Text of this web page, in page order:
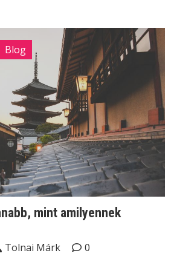
Blog
mint amilyennek
Tolnai Márk
0